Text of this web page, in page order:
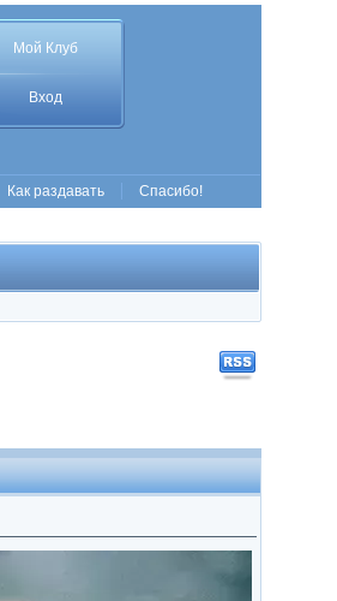
Мой Клуб
Вход
Как раздавать Спасибо!